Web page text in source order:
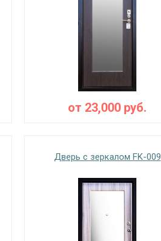
от 23,000 руб.
Дверь с зеркалом FK-009